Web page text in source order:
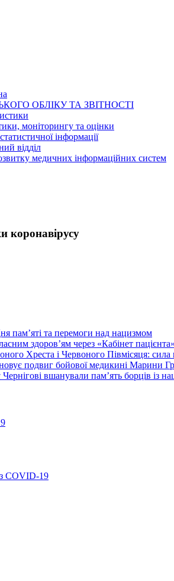
ОБЛІКУ ТА ЗВІТНОСТІ
моніторингу та оцінки
інформації
відділ
медичних інформаційних систем
коронавірусу
пам’яті та перемоги над нацизмом
здоров’ям через «Кабінет пацієнта»
Хреста і Червоного Півмісяця: сила
подвиг бойової медикині Марини
вшанували пам’ять борців із
COVID-19